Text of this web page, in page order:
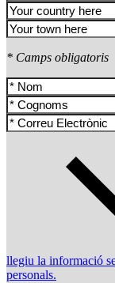
* Camps obligatoris
llegiu la informació
personals.